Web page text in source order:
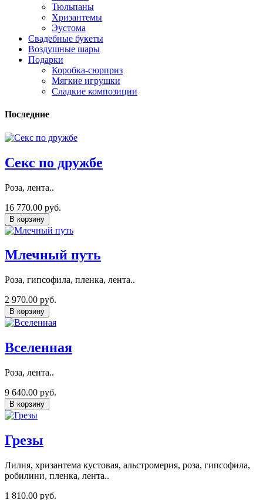
Тюльпаны
Хризантемы
Эустома
Свадебные букеты
Воздушные шары
Подарки
Коробка-сюрприз
Мягкие игрушки
Сладкие композиции
Последние
Секс по дружбе
Роза, лента..
16 770.00 руб.
В корзину
Млечный путь
Роза, гипсофила, пленка, лента..
2 970.00 руб.
В корзину
Вселенная
Роза, лента..
9 640.00 руб.
В корзину
Грезы
Лилия, хризантема кустовая, альстромерия, роза, гипсофила,
робилини, пленка, лента..
1 810.00 руб.